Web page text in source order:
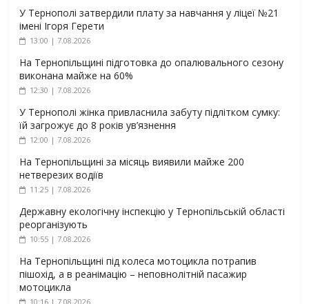
У Тернополі затвердили плату за навчання у ліцеї №21
імені Ігоря Герети
13:00 | 7.08.2026
На Тернопільщині підготовка до опалювального сезону
виконана майже на 60%
12:30 | 7.08.2026
У Тернополі жінка привласнила забуту підлітком сумку:
їй загрожує до 8 років ув’язнення
12:00 | 7.08.2026
На Тернопільщині за місяць виявили майже 200
нетверезих водіїв
11:25 | 7.08.2026
Державну екологічну інспекцію у Тернопільській області
реорганізують
10:55 | 7.08.2026
На Тернопільщині під колеса мотоцикла потрапив
пішохід, а в реанімацію – неповнолітній пасажир
мотоцикла
10:16 | 7.08.2026